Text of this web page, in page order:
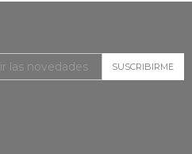
SUSCRIBIRME